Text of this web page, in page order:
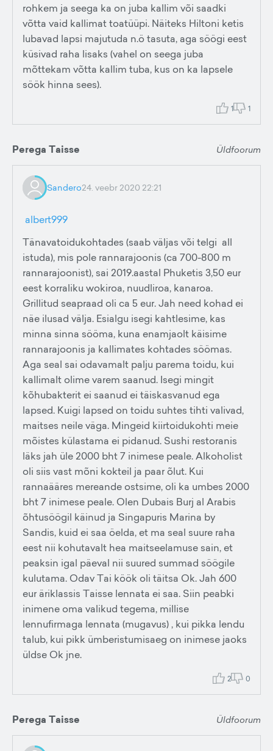
rohkem ja seega ka on juba kallim või saadki
võtta vaid kallimat toatüüpi. Näiteks Hiltoni ketis
lubavad lapsi majutuda n.ö tasuta, aga söögi eest
küsivad raha lisaks (vahel on seega juba
mõttekam võtta kallim tuba, kus on ka lapsele
söök hinna sees).
1 1
Perega Taisse Üldfoorum
Sandero24. veebr 2020 22:21
albert999
Tänavatoidukohtades (saab väljas või telgi all
istuda), mis pole rannarajoonis (ca 700-800 m
rannarajoonist), sai 2019.aastal Phuketis 3,50 eur
eest korraliku wokiroa, nuudliroa, kanaroa.
Grillitud seapraad oli ca 5 eur. Jah need kohad ei
näe ilusad välja. Esialgu isegi kahtlesime, kas
minna sinna sööma, kuna enamjaolt käisime
rannarajoonis ja kallimates kohtades söömas.
Aga seal sai odavamalt palju parema toidu, kui
kallimalt olime varem saanud. Isegi mingit
kõhubakterit ei saanud ei täiskasvanud ega
lapsed. Kuigi lapsed on toidu suhtes tihti valivad,
maitses neile väga. Mingeid kiirtoidukohti meie
mõistes külastama ei pidanud. Sushi restoranis
läks jah üle 2000 bht 7 inimese peale. Alkoholist
oli siis vast mõni kokteil ja paar õlut. Kui
rannaääres mereande ostsime, oli ka umbes 2000
bht 7 inimese peale. Olen Dubais Burj al Arabis
õhtusöögil käinud ja Singapuris Marina by
Sandis, kuid ei saa öelda, et ma seal suure raha
eest nii kohutavalt hea maitseelamuse sain, et
peaksin igal päeval nii suured summad söögile
kulutama. Odav Tai köök oli täitsa Ok. Jah 600
eur äriklassis Taisse lennata ei saa. Siin peabki
inimene oma valikud tegema, millise
lennufirmaga lennata (mugavus) , kui pikka lendu
talub, kui pikk ümberistumisaeg on inimese jaoks
üldse Ok jne.
2 0
Perega Taisse Üldfoorum